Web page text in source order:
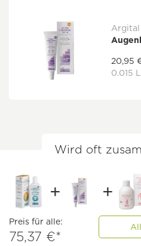
Argital
20,95
0.015 L
Wird oft
Preis für alle:
75,37 €*